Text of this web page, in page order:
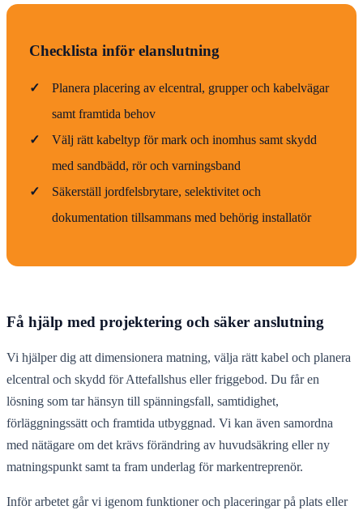
Checklista inför elanslutning
✓
Planera placering av elcentral, grupper och kabelvägar
samt framtida behov
✓
Välj rätt kabeltyp för mark och inomhus samt skydd
med sandbädd, rör och varningsband
✓
Säkerställ jordfelsbrytare, selektivitet och
dokumentation tillsammans med behörig installatör
Få hjälp med projektering och säker anslutning
Vi hjälper dig att dimensionera matning, välja rätt kabel och planera
elcentral och skydd för Attefallshus eller friggebod. Du får en
lösning som tar hänsyn till spänningsfall, samtidighet,
förläggningssätt och framtida utbyggnad. Vi kan även samordna
med nätägare om det krävs förändring av huvudsäkring eller ny
matningspunkt samt ta fram underlag för markentreprenör.
Inför arbetet går vi igenom funktioner och placeringar på plats eller